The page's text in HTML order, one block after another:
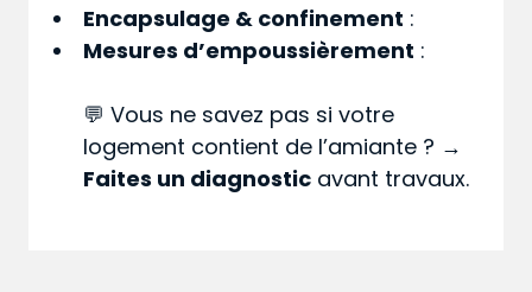
Encapsulage & confinement :
Mesures d’empoussièrement :
💬 Vous ne savez pas si votre
logement contient de l’amiante ? →
Faites un diagnostic avant travaux.